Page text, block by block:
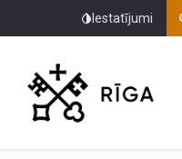
Iestatījumi